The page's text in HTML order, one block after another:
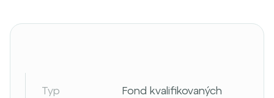
Typ
Fond kvalifikovaných